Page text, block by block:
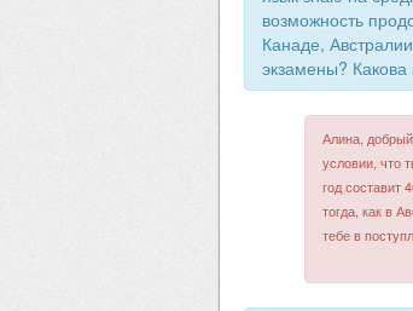
возможность
Канаде,
экзамены? Какова
Алина,
условии, что
год составит
тогда, как в
тебе в